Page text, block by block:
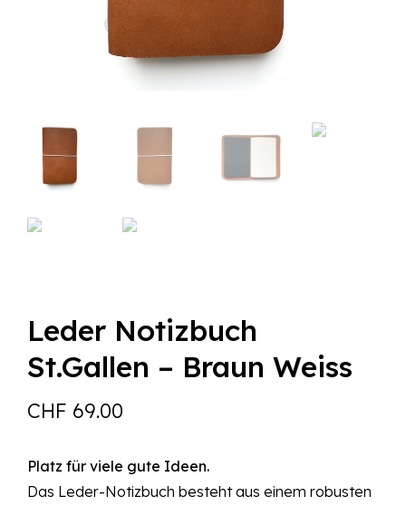
Leder Notizbuch
St.Gallen – Braun Weiss
CHF 69.00
Platz für viele gute Ideen.
Das Leder-Notizbuch besteht aus einem robusten